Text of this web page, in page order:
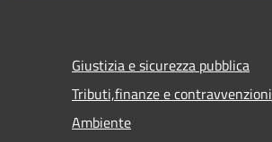
Giustizia e sicurezza pubblica
Tributi,finanze e contravvenzioni
Ambiente